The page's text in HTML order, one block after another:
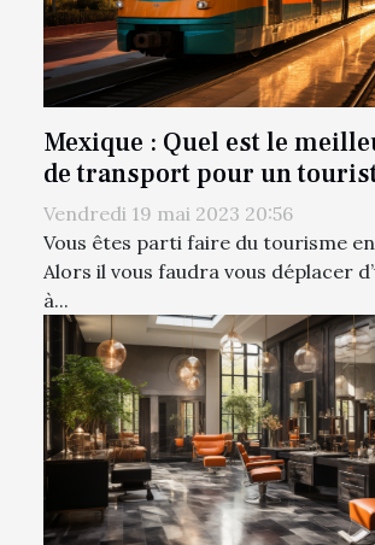
Mexique : Quel est le
de transport pour un
Vendredi 19 mai 2023 20:56
Vous êtes parti faire du tourisme en
Alors il vous faudra vous déplacer
à...